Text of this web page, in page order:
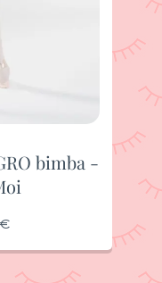
bimba -
€